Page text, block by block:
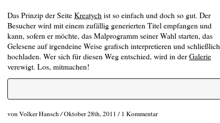
Das Prinzip der SeiteKreatych ist so einfach und doch so gut. Der
Besucher wird mit einem zufällig generierten Titel empfangen und
kann, sofern er möchte, das Malprogramm seiner Wahl starten, das
Gelesene auf irgendeine Weise grafisch interpretieren und schließlich
hochladen. Wer sich für diesen Weg entschied, wird in derGalerie
verewigt. Los, mitmachen!
von Volker Hansch/Oktober 28th, 2011 / 1 Kommentar